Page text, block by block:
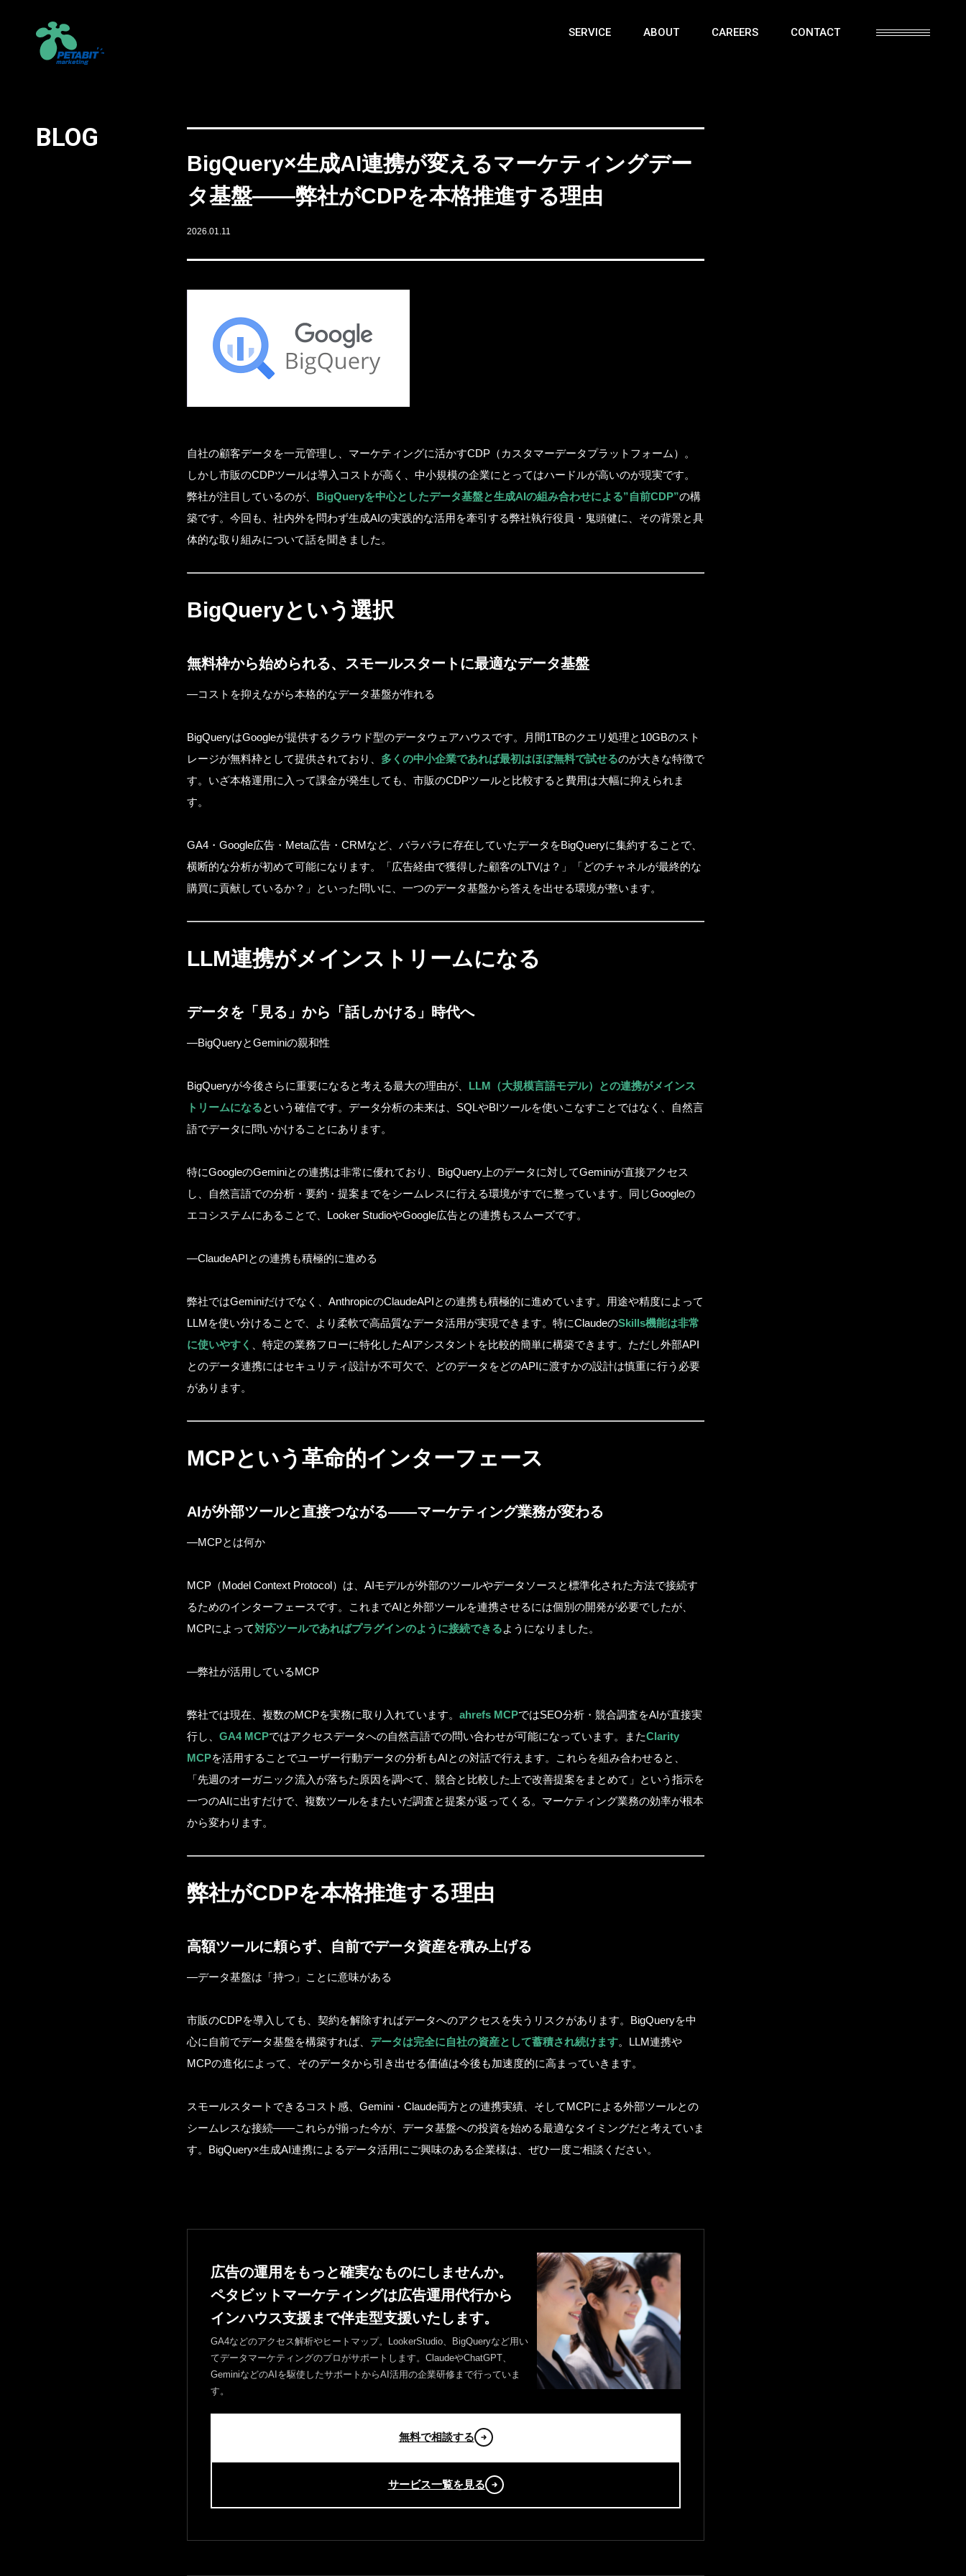
SERVICE ABOUT CAREERS CONTACT
BLOG
BigQuery×生成AI連携が変えるマーケティングデー
タ基盤——弊社がCDPを本格推進する理由
2026.01.11
自社の顧客データを一元管理し、マーケティングに活かすCDP（カスタマーデータプラットフォーム）。
しかし市販のCDPツールは導入コストが高く、中小規模の企業にとってはハードルが高いのが現実です。
弊社が注目しているのが、 BigQueryを中心としたデータ基盤と生成AIの組み合わせによる”自前CDP”の構
築です。今回も、社内外を問わず生成AIの実践的な活用を牽引する弊社執行役員・鬼頭健に、その背景と具
体的な取り組みについて話を聞きました。
BigQueryという選択
無料枠から始められる、スモールスタートに最適なデータ基盤
—コストを抑えながら本格的なデータ基盤が作れる
BigQueryはGoogleが提供するクラウド型のデータウェアハウスです。月間1TBのクエリ処理と10GBのスト
レージが無料枠として提供されており、 多くの中小企業であれば最初はほぼ無料で試せるのが大きな特徴で
す。いざ本格運用に入って課金が発生しても、市販のCDPツールと比較すると費用は大幅に抑えられま
す。
GA4・Google広告・Meta広告・CRMなど、バラバラに存在していたデータをBigQueryに集約することで、
横断的な分析が初めて可能になります。「広告経由で獲得した顧客のLTVは？」「どのチャネルが最終的な
購買に貢献しているか？」といった問いに、一つのデータ基盤から答えを出せる環境が整います。
LLM連携がメインストリームになる
データを「見る」から「話しかける」時代へ
—BigQueryとGeminiの親和性
BigQueryが今後さらに重要になると考える最大の理由が、 LLM（大規模言語モデル）との連携がメインス
トリームになるという確信です。データ分析の未来は、SQLやBIツールを使いこなすことではなく、自然言
語でデータに問いかけることにあります。
特にGoogleのGeminiとの連携は非常に優れており、BigQuery上のデータに対してGeminiが直接アクセス
し、自然言語での分析・要約・提案までをシームレスに行える環境がすでに整っています。同じGoogleの
エコシステムにあることで、Looker StudioやGoogle広告との連携もスムーズです。
—ClaudeAPIとの連携も積極的に進める
弊社ではGeminiだけでなく、AnthropicのClaudeAPIとの連携も積極的に進めています。用途や精度によって
LLMを使い分けることで、より柔軟で高品質なデータ活用が実現できます。特にClaudeのSkills機能は非常
に使いやすく
、特定の業務フローに特化したAIアシスタントを比較的簡単に構築できます。ただし外部API
とのデータ連携にはセキュリティ設計が不可欠で、どのデータをどのAPIに渡すかの設計は慎重に行う必要
があります。
MCPという革命的インターフェース
AIが外部ツールと直接つながる——マーケティング業務が変わる
—MCPとは何か
MCP（Model Context Protocol）は、AIモデルが外部のツールやデータソースと標準化された方法で接続す
るためのインターフェースです。これまでAIと外部ツールを連携させるには個別の開発が必要でしたが、
MCPによって対応ツールであればプラグインのように接続できるようになりました。
—弊社が活用しているMCP
弊社では現在、複数のMCPを実務に取り入れています。 ahrefs MCPではSEO分析・競合調査をAIが直接実
行し、 GA4 MCPではアクセスデータへの自然言語での問い合わせが可能になっています。またClarity
MCPを活用することでユーザー行動データの分析もAIとの対話で行えます。これらを組み合わせると、
「先週のオーガニック流入が落ちた原因を調べて、競合と比較した上で改善提案をまとめて」という指示を
一つのAIに出すだけで、複数ツールをまたいだ調査と提案が返ってくる。マーケティング業務の効率が根本
から変わります。
弊社がCDPを本格推進する理由
高額ツールに頼らず、自前でデータ資産を積み上げる
—データ基盤は「持つ」ことに意味がある
市販のCDPを導入しても、契約を解除すればデータへのアクセスを失うリスクがあります。BigQueryを中
心に自前でデータ基盤を構築すれば、 データは完全に自社の資産として蓄積され続けます。LLM連携や
MCPの進化によって、そのデータから引き出せる価値は今後も加速度的に高まっていきます。
スモールスタートできるコスト感、Gemini・Claude両方との連携実績、そしてMCPによる外部ツールとの
シームレスな接続——これらが揃った今が、データ基盤への投資を始める最適なタイミングだと考えていま
す。BigQuery×生成AI連携によるデータ活用にご興味のある企業様は、ぜひ一度ご相談ください。
広告の運用をもっと確実なものにしませんか。
ペタビットマーケティングは広告運用代行から
インハウス支援まで伴走型支援いたします。
GA4などのアクセス解析やヒートマップ。LookerStudio、BigQueryなど用い
てデータマーケティングのプロがサポートします。ClaudeやChatGPT、
GeminiなどのAIを駆使したサポートからAI活用の企業研修まで行っていま
す。
無料で相談する
サービス一覧を見る
SERVICE
ABOUT
NEWS
BLOG
CONTACT